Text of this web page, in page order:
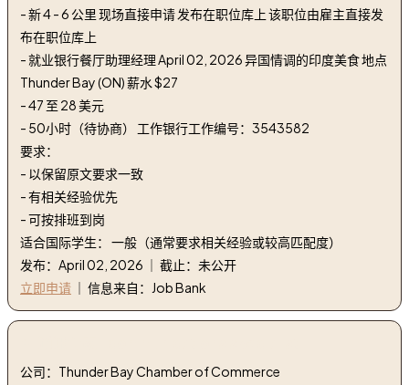
- 新 4 - 6 公里 现场直接申请 发布在职位库上 该职位由雇主直接发
布在职位库上
- 就业银行餐厅助理经理 April 02, 2026 异国情调的印度美食 地点
Thunder Bay (ON) 薪水 $27
- 47 至 28 美元
- 50小时（待协商） 工作银行工作编号：3543582
要求：
- 以保留原文要求一致
- 有相关经验优先
- 可按排班到岗
适合国际学生： 一般（通常要求相关经验或较高匹配度）
发布：April 02, 2026 ｜ 截止：未公开
立即申请 ｜ 信息来自：Job Bank
公司：Thunder Bay Chamber of Commerce